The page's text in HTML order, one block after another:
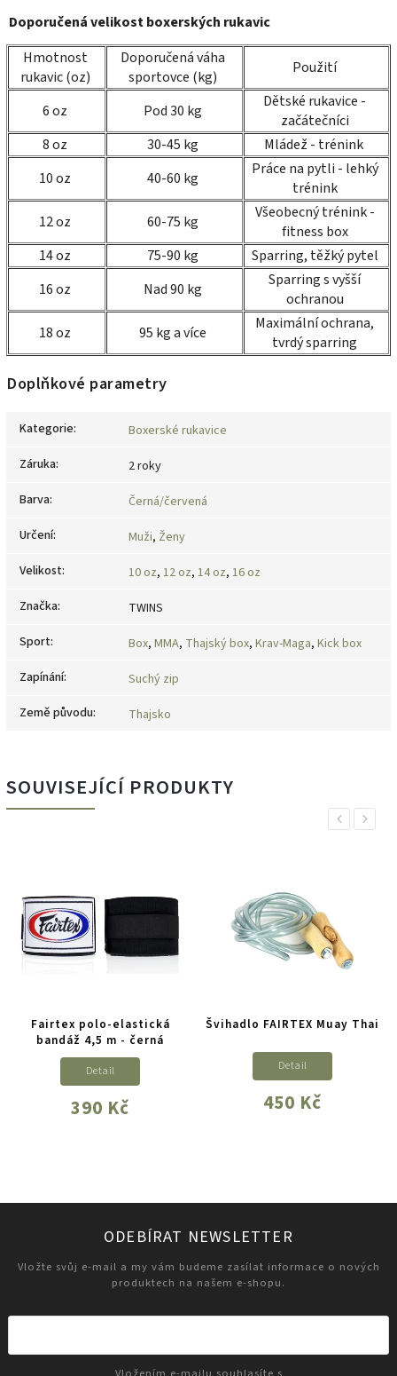
Doporučená velikost boxerských rukavic
Hmotnost
rukavic (oz)
Doporučená váha
sportovce (kg)
Použití
6 oz Pod 30 kg
Dětské rukavice -
začátečníci
8 oz
30-45 kg
Mládež - trénink
10 oz
40-60 kg
Práce na pytli - lehký
trénink
12 oz
60-75 kg
Všeobecný trénink -
fitness box
14 oz
75-90 kg
Sparring, těžký pytel
16 oz
Nad 90 kg
Sparring s vyšší
ochranou
18 oz
95 kg a více
Maximální ochrana,
tvrdý sparring
Doplňkové parametry
Kategorie:
Boxerské rukavice
Záruka:
2 roky
Barva:
Černá/červená
Určení: Muži, Ženy
Velikost: 10 oz, 12 oz, 14 oz, 16 oz
Značka:
TWINS
Sport: Box, MMA, Thajský box, Krav-Maga, Kick box
Zapínání:
Suchý zip
Země původu: Thajsko
SOUVISEJÍCÍ PRODUKTY
Previous
Fairtex polo-elastická
bandáž 4,5 m - černá
390 Kč
Detail
Švihadlo FAIRTEX Muay Thai
450 Kč
Detail
Next
ODEBÍRAT NEWSLETTER
Vložte svůj e-mail a my vám budeme zasílat informace o nových
produktech na našem e-shopu.